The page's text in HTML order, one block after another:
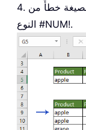
4. إذا وُجدت أكثر من قيمة مطابقة، تُرجع الصيغة خطأً من
النوع #NUM!.